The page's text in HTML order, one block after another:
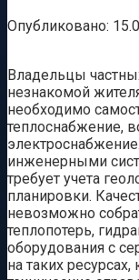
Опубликовано:
Владельцы
незнакомой
необходимо
теплоснабжение,
инженерными
требует учета
планировки.
невозможно
теплопотерь,
оборудования с
на таких ресурсах,